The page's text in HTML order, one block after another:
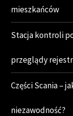
mieszkańców
Stacja kontroli
przeglądy
Części Scania –
niezawodność?